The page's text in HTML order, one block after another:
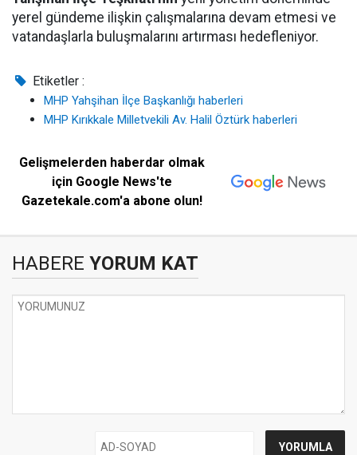
yerel gündeme ilişkin çalışmalarına devam etmesi ve
vatandaşlarla buluşmalarını artırması hedefleniyor.
Etiketler :
MHP Yahşihan İlçe Başkanlığı haberleri
MHP Kırıkkale Milletvekili Av. Halil Öztürk haberleri
Gelişmelerden haberdar olmak
için Google News'te
Gazetekale.com'a abone olun!
HABERE YORUM KAT